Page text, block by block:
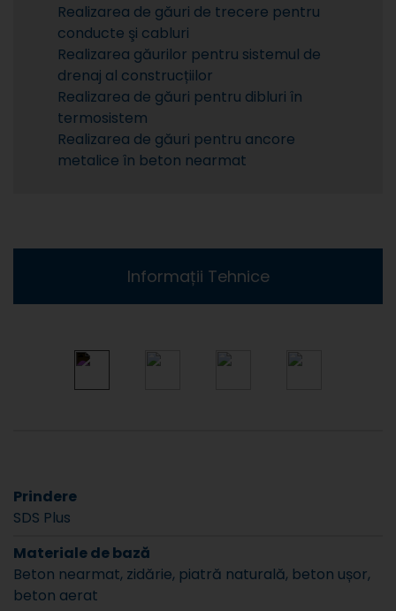
Realizarea de găuri de trecere pentru
conducte şi cabluri
Realizarea găurilor pentru sistemul de
drenaj al construcțiilor
Realizarea de găuri pentru dibluri în
termosistem
Realizarea de găuri pentru ancore
metalice în beton nearmat
Informații Tehnice
Prindere
SDS Plus
Materiale de bază
Beton nearmat, zidărie, piatră naturală, beton ușor,
beton aerat